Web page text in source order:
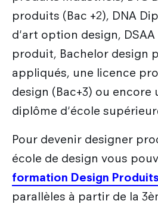
produits (Bac +2), DNA
d'art option design,
produit, Bachelor design
appliqués, une licence
design (Bac+3) ou encore
diplôme d'école
Pour devenir designer
école de design vous
formation Design Produits
parallèles à partir de la